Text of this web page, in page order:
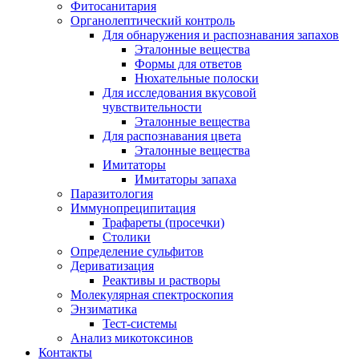
Фитосанитария
Органолептический контроль
Для обнаружения и распознавания запахов
Эталонные вещества
Формы для ответов
Нюхательные полоски
Для исследования вкусовой
чувствительности
Эталонные вещества
Для распознавания цвета
Эталонные вещества
Имитаторы
Имитаторы запаха
Паразитология
Иммунопреципитация
Трафареты (просечки)
Столики
Определение сульфитов
Дериватизация
Реактивы и растворы
Молекулярная спектроскопия
Энзиматика
Тест-системы
Анализ микотоксинов
Контакты